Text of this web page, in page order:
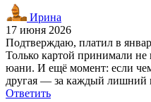
Ирина
17 июня 2026
Подтверждаю, платил в
Только картой принимали
юани. И ещё момент: если
другая — за каждый лишний
Ответить